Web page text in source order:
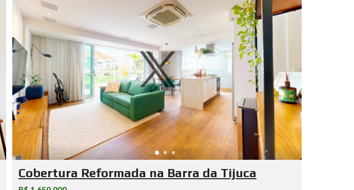
Cobertura Reformada na Barra da Tijuca